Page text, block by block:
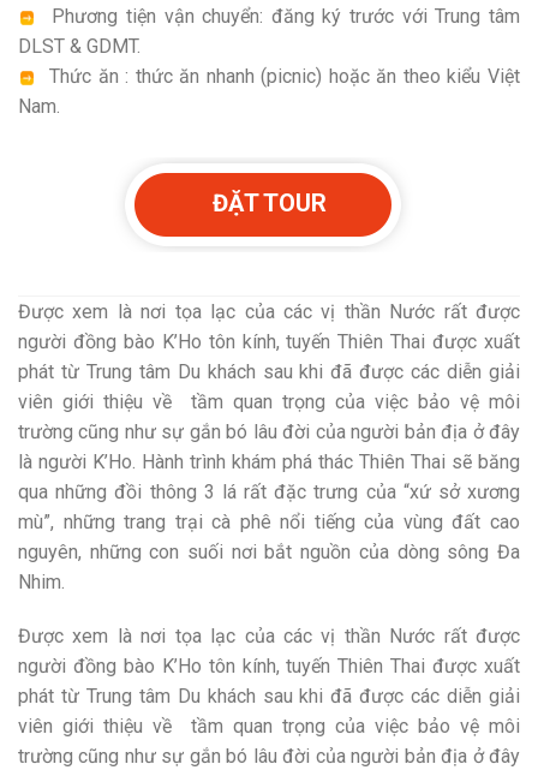
Phương tiện vận chuyển: đăng ký trước với Trung tâm
DLST & GDMT.
Thức ăn : thức ăn nhanh (picnic) hoặc ăn theo kiểu Việt
Nam.
ĐẶT TOUR
Được xem là nơi tọa lạc của các vị thần Nước rất được
người đồng bào K’Ho tôn kính, tuyến Thiên Thai được xuất
phát từ Trung tâm Du khách sau khi đã được các diễn giải
viên giới thiệu về tầm quan trọng của việc bảo vệ môi
trường cũng như sự gắn bó lâu đời của người bản địa ở đây
là người K’Ho. Hành trình khám phá thác Thiên Thai sẽ băng
qua những đồi thông 3 lá rất đặc trưng của “xứ sở xương
mù”, những trang trại cà phê nổi tiếng của vùng đất cao
nguyên, những con suối nơi bắt nguồn của dòng sông Đa
Nhim.
Được xem là nơi tọa lạc của các vị thần Nước rất được
người đồng bào K’Ho tôn kính, tuyến Thiên Thai được xuất
phát từ Trung tâm Du khách sau khi đã được các diễn giải
viên giới thiệu về tầm quan trọng của việc bảo vệ môi
trường cũng như sự gắn bó lâu đời của người bản địa ở đây